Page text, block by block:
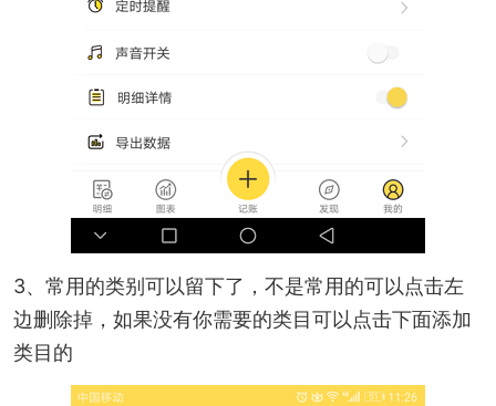
3、常用的类别可以留下了，不是常用的可以点击左
边删除掉，如果没有你需要的类目可以点击下面添加
类目的